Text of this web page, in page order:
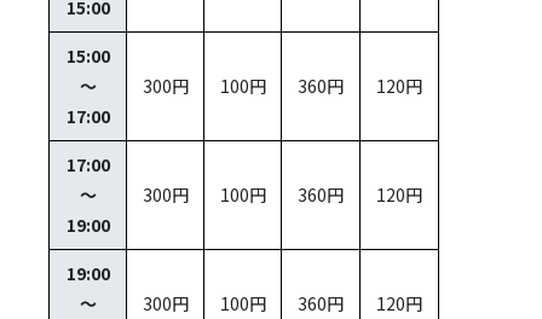
15:00
15:00
～
17:00
300円 100円 360円 120円
17:00
～
19:00
300円 100円 360円 120円
19:00
～
300円 100円 360円 120円